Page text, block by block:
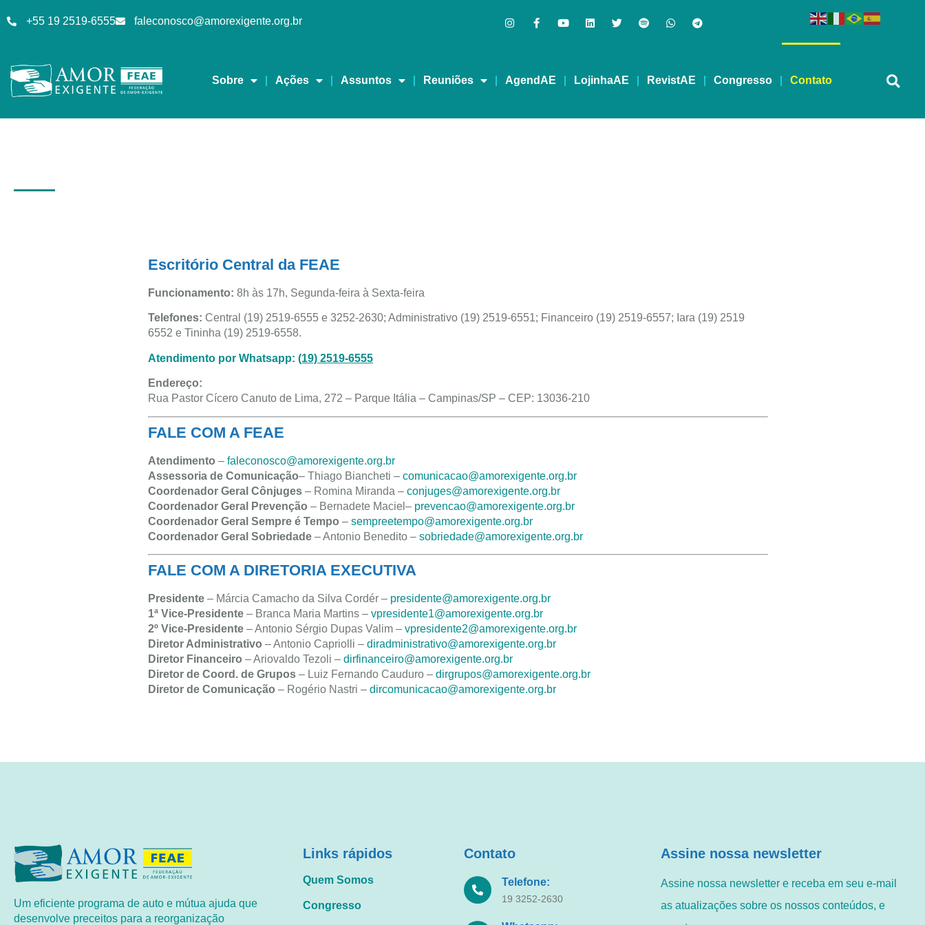
+55 19 2519-6555 faleconosco@amorexigente.org.br
Sobre Ações Assuntos Reuniões AgendAE LojinhaAE RevistAE Congresso Contato
Escritório Central da FEAE
Funcionamento: 8h às 17h, Segunda-feira à Sexta-feira
Telefones: Central (19) 2519-6555 e 3252-2630; Administrativo (19) 2519-6551; Financeiro (19) 2519-6557; Iara (19) 2519
6552 e Tininha (19) 2519-6558.
Atendimento por Whatsapp: (19) 2519-6555
Endereço:
Rua Pastor Cícero Canuto de Lima, 272 – Parque Itália – Campinas/SP – CEP: 13036-210
FALE COM A FEAE
Atendimento – faleconosco@amorexigente.org.br
Assessoria de Comunicação– Thiago Biancheti – comunicacao@amorexigente.org.br
Coordenador Geral Cônjuges – Romina Miranda – conjuges@amorexigente.org.br
Coordenador Geral Prevenção – Bernadete Maciel– prevencao@amorexigente.org.br
Coordenador Geral Sempre é Tempo – sempreetempo@amorexigente.org.br
Coordenador Geral Sobriedade – Antonio Benedito – sobriedade@amorexigente.org.br
FALE COM A DIRETORIA EXECUTIVA
Presidente – Márcia Camacho da Silva Cordér – presidente@amorexigente.org.br
1ª Vice-Presidente – Branca Maria Martins – vpresidente1@amorexigente.org.br
2º Vice-Presidente – Antonio Sérgio Dupas Valim – vpresidente2@amorexigente.org.br
Diretor Administrativo – Antonio Capriolli – diradministrativo@amorexigente.org.br
Diretor Financeiro – Ariovaldo Tezoli – dirfinanceiro@amorexigente.org.br
Diretor de Coord. de Grupos – Luiz Fernando Cauduro – dirgrupos@amorexigente.org.br
Diretor de Comunicação – Rogério Nastri – dircomunicacao@amorexigente.org.br
Um eficiente programa de auto e mútua ajuda que
desenvolve preceitos para a reorganização
Links rápidos
Quem Somos
Congresso
Contato
Telefone:
19 3252-2630
Assine nossa newsletter
Assine nossa newsletter e receba em seu e-mail
as atualizações sobre os nossos conteúdos, e